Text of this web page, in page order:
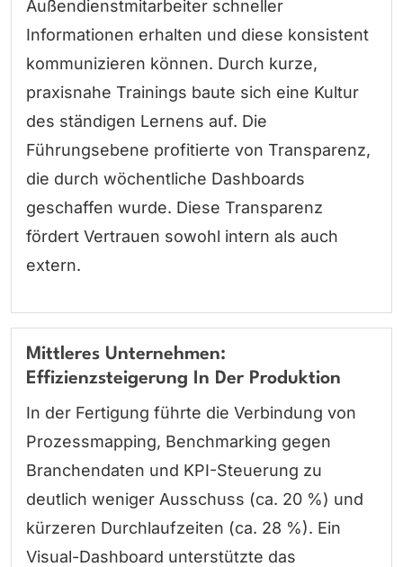
Außendienstmitarbeiter schneller
Informationen erhalten und diese konsistent
kommunizieren können. Durch kurze,
praxisnahe Trainings baute sich eine Kultur
des ständigen Lernens auf. Die
Führungsebene profitierte von Transparenz,
die durch wöchentliche Dashboards
geschaffen wurde. Diese Transparenz
fördert Vertrauen sowohl intern als auch
extern.
Mittleres Unternehmen:
Effizienzsteigerung In Der Produktion
In der Fertigung führte die Verbindung von
Prozessmapping, Benchmarking gegen
Branchendaten und KPI-Steuerung zu
deutlich weniger Ausschuss (ca. 20 %) und
kürzeren Durchlaufzeiten (ca. 28 %). Ein
Visual-Dashboard unterstützte das